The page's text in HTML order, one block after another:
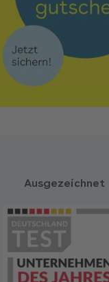
Ausgezeichnet